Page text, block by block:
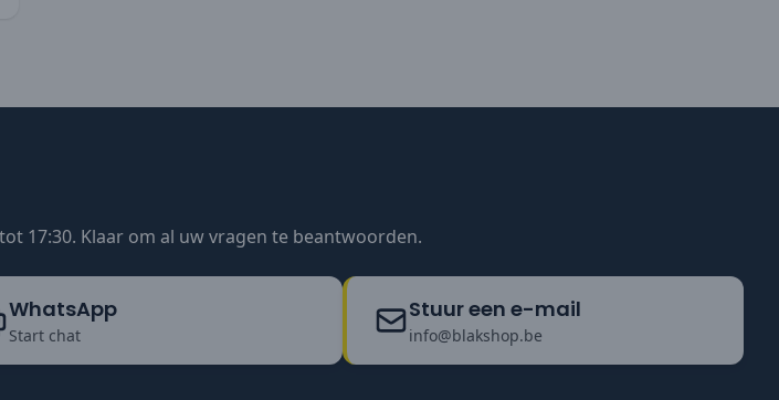
17:30. Klaar om al uw vragen te beantwoorden.
WhatsApp
Start chat
Stuur een e-mail
info@blakshop.be